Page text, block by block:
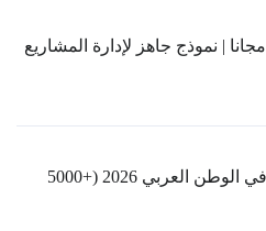
شيت محاسبة مقاولات Excel مجانا | نموذج جاهز لإدارة المشاريع
أكبر دليل لشركات المقاولات في الوطن العربي 2026 (+5000